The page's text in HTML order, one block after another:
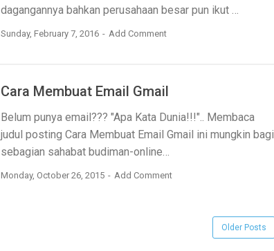
dagangannya bahkan perusahaan besar pun ikut …
Sunday, February 7, 2016 Add Comment
Cara Membuat Email Gmail
Belum punya email??? "Apa Kata Dunia!!!".. Membaca
judul posting Cara Membuat Email Gmail ini mungkin bagi
sebagian sahabat budiman-online…
Monday, October 26, 2015 Add Comment
Older Posts